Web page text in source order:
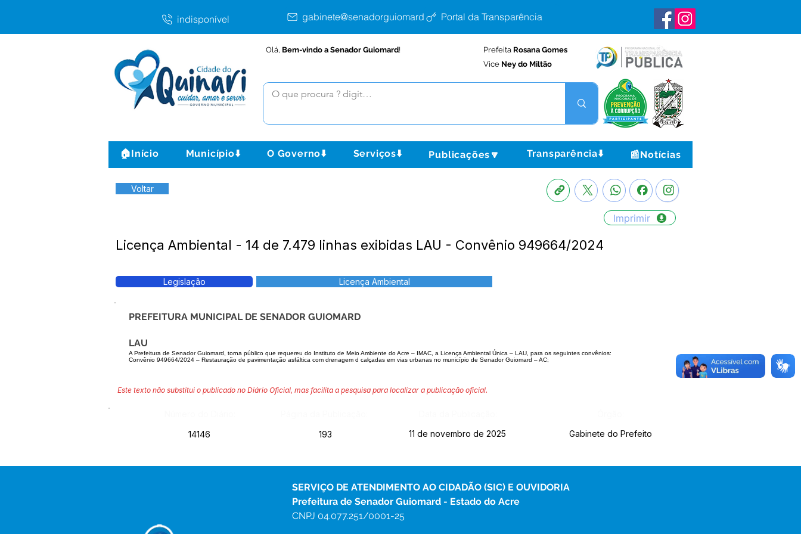
indisponível gabinete@senadorguiomard.ac.gov.brPortal da Transparência
Olá, Bem-vindo a Senador Guiomard! Prefeita Rosana Gomes
Vice Ney do Miltão
🏠Início Município⬇️ O Governo⬇️ Serviços⬇️ Publicações🔽 Transparência⬇️ 📰Notícias
Voltar
Imprimir
Licença Ambiental - 14 de 7.479 linhas exibidas LAU - Convênio 949664/2024
Legislação Licença Ambiental
PREFEITURA MUNICIPAL DE SENADOR GUIOMARD
LAU
A Prefeitura de Senador Guiomard, torna público que requereu do Instituto de Meio Ambiente do Acre – IMAC, a Licença Ambiental Única – LAU, para os seguintes convênios:
Convênio 949664/2024 – Restauração de pavimentação asfáltica com drenagem d calçadas em vias urbanas no município de Senador Guiomard – AC;
Este texto não substitui o publicado no Diário Oficial, mas facilita a pesquisa para localizar a publicação oficial.
14146
193 11 de novembro de 2025 Gabinete do Prefeito
SERVIÇO DE ATENDIMENTO AO CIDADÃO (SIC) E OUVIDORIA
Prefeitura de Senador Guiomard - Estado do Acre
CNPJ 04.077.251/0001-25